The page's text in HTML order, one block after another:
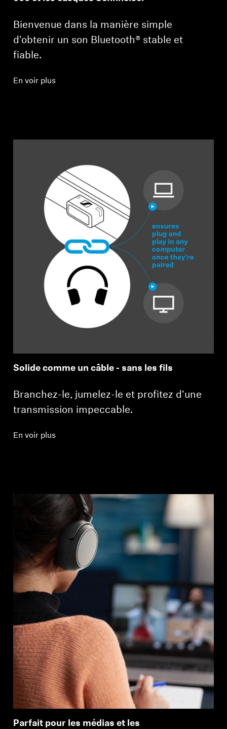
Bienvenue dans la manière simple
d'obtenir un son Bluetooth® stable et
fiable.
En voir plus
Solide comme un câble - sans les fils
Branchez-le, jumelez-le et profitez d'une
transmission impeccable.
En voir plus
Parfait pour les médias et les